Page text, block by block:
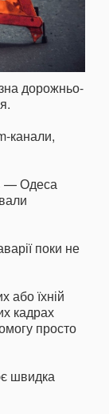
дорожньо-
канали,
— Одеса
поки не
або їхній
кадрах
просто
швидка